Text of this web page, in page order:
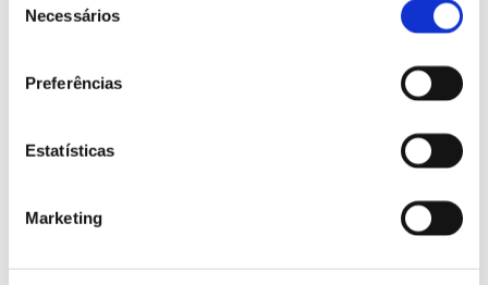
Necessários
Preferências
Estatísticas
Marketing